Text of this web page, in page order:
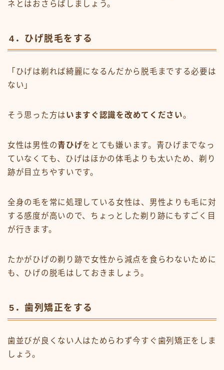
ネとはおさらばしましょう。
4．ひげ脱毛をする
「ひげは剃れば綺麗になるんだから脱毛までする必要は
ない」
そう思った方はいますぐ認識を改めてください。
女性は男性の青ひげをとても嫌います。青ひげまでなっ
ていなくても、ひげはほかの体毛よりも太いため、剃り
跡が目立ちやすいです。
全身の毛を常に処理している女性は、男性よりも毛に対
する感度が高いので、ちょっとした剃り跡にもすごく目
が行きます。
たかがひげの剃り跡で女性から減点を食らわないために
も、ひげの脱毛はしておきましょう。
5．歯列矯正をする
歯並びが良くない人はためらわず今すぐ歯列矯正をしま
しょう。